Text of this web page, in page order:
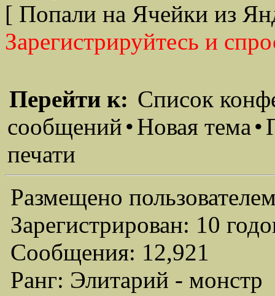
[ Попали на Ячейки из
Зарегистрируйтесь и
Перейти к: Список
сообщений•Новая тема•
печати
Размещено
Зарегистрирован: 10
Сообщения: 12,921
Ранг: Элитарий - монстр